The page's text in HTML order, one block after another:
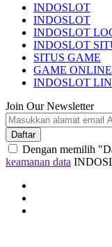
INDOSLOT
INDOSLOT
INDOSLOT
INDOSLOT
SITUS GAME
GAME ONLINE
INDOSLOT
Join Our Newsletter
Daftar
Dengan memilih
keamanan data